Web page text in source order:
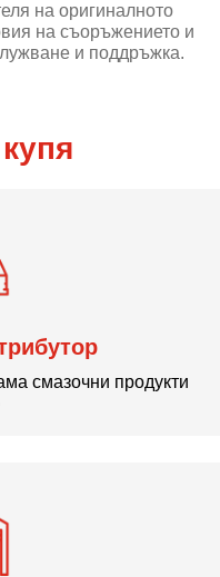
на оригиналното
на съоръжението и
и поддръжка.
смазочни продукти